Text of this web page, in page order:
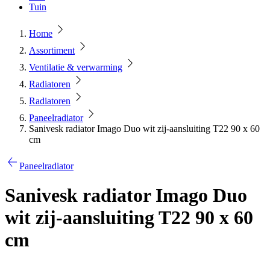
Tuin
Home
Assortiment
Ventilatie & verwarming
Radiatoren
Radiatoren
Paneelradiator
Sanivesk radiator Imago Duo wit zij-aansluiting T22 90 x 60
cm
Paneelradiator
Sanivesk radiator Imago Duo
wit zij-aansluiting T22 90 x 60
cm